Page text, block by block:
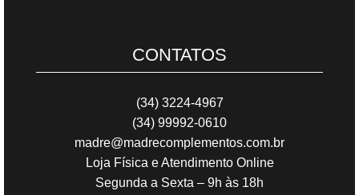
CONTATOS
(34) 3224-4967
(34) 99992-0610
madre@madrecomplementos.com.br
Loja Física e Atendimento Online
Segunda a Sexta – 9h às 18h